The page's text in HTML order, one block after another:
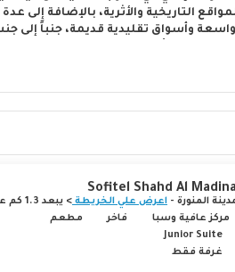
التاريخية والأثرية، بالإضافة إلى
وأسواق تقليدية قديمة، جنباً
أخرى حول العالم. أمّا مدائن صالح فهي
Sofitel Shahd Al
المنورة - اعرض علي الخريطة > يبعد 1.3 كم عن المركز
مركز عافية وسبا
فاخر
مطعم
Junior Suite
غرفة فقط